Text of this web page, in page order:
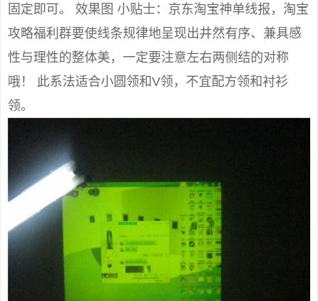
固定即可。 效果图 小贴士：京东淘宝神单线报，淘宝
攻略福利群要使线条规律地呈现出井然有序、兼具感
性与理性的整体美，一定要注意左右两侧结的对称
哦！ 此系法适合小圆领和V领，不宜配方领和衬衫
领。